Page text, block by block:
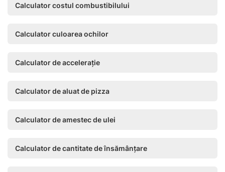
Calculator costul combustibilului
Calculator culoarea ochilor
Calculator de accelerație
Calculator de aluat de pizza
Calculator de amestec de ulei
Calculator de cantitate de însămânțare